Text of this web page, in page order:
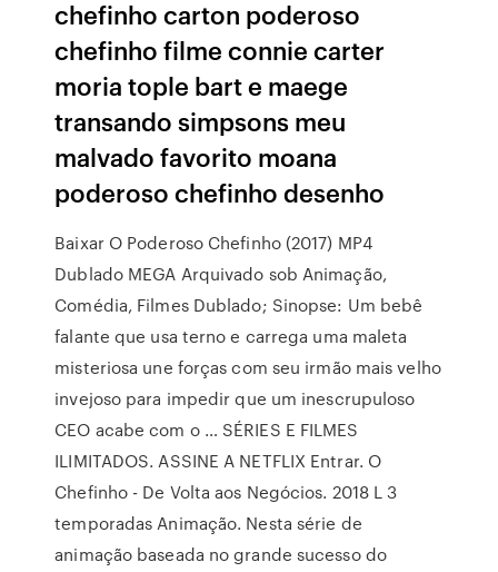
chefinho carton poderoso
chefinho filme connie carter
moria tople bart e maege
transando simpsons meu
malvado favorito moana
poderoso chefinho desenho
Baixar O Poderoso Chefinho (2017) MP4
Dublado MEGA Arquivado sob Animação,
Comédia, Filmes Dublado; Sinopse: Um bebê
falante que usa terno e carrega uma maleta
misteriosa une forças com seu irmão mais velho
invejoso para impedir que um inescrupuloso
CEO acabe com o … SÉRIES E FILMES
ILIMITADOS. ASSINE A NETFLIX Entrar. O
Chefinho - De Volta aos Negócios. 2018 L 3
temporadas Animação. Nesta série de
animação baseada no grande sucesso do